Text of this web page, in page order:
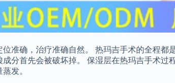
准确，治疗准确自然。 热玛吉手术的全程
分首先会被破坏掉。 保湿层在热玛吉手术
发。